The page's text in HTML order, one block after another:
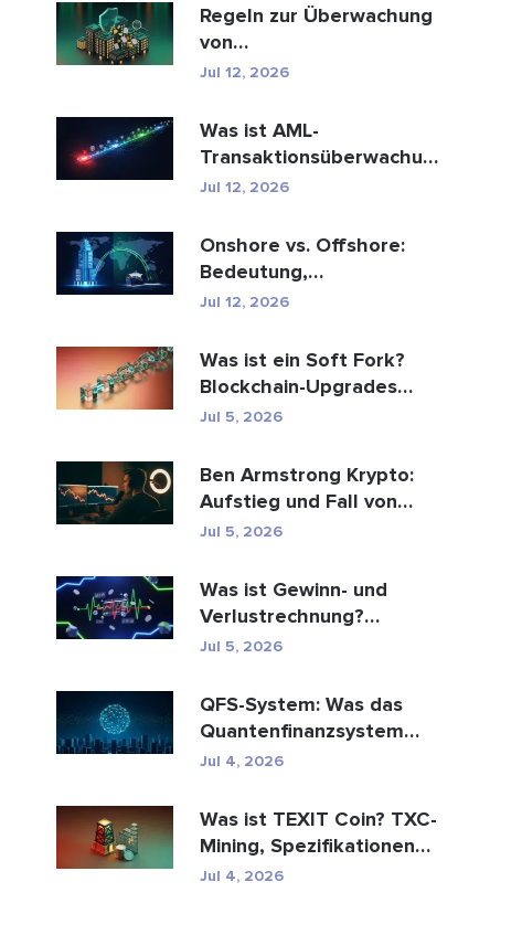
Regeln zur Überwachung
von
Geldwäschetransaktionen:
Jul 12, 2026
Was ist AML-
Transaktionsüberwachung
und wie funktioniert sie?
Jul 12, 2026
Onshore vs. Offshore:
Bedeutung,
Schlüsselunterschiede
Jul 12, 2026
Was ist ein Soft Fork?
Blockchain-Upgrades
erklärt
Jul 5, 2026
Ben Armstrong Krypto:
Aufstieg und Fall von
BitBoy
Jul 5, 2026
Was ist Gewinn- und
Verlustrechnung?
Bedeutung, Formel und
Jul 5, 2026
QFS-System: Was das
Quantenfinanzsystem
wirklich ist (2026)
Jul 4, 2026
Was ist TEXIT Coin? TXC-
Mining, Spezifikationen
und regulatorische...
Jul 4, 2026